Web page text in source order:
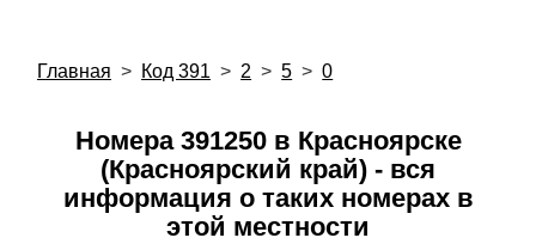
Главная > Код 391 > 2 > 5 > 0
Номера 391250 в Красноярске
(Красноярский край) - вся
информация о таких номерах в
этой местности